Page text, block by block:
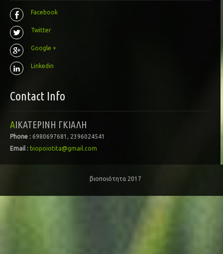
Facebook
Twitter
Google +
Linkedin
Contact Info
ΑΙΚΑΤΕΡΙΝΗ ΓΚΙΑΛΗ
Phone : 6980697681, 2396024541
Email : biopoiotita@gmail.com
βιοποιότητα 2017